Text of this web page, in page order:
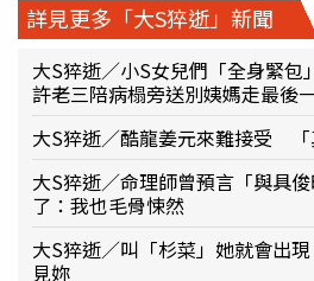
詳見更多「大S猝逝」新聞
大S猝逝／小S女兒們「全身緊
許老三陪病榻旁送別姨媽走最後
大S猝逝／酷龍姜元來難接受 「
大S猝逝／命理師曾預言「與具
了：我也毛骨悚然
大S猝逝／叫「杉菜」她就會出
見妳